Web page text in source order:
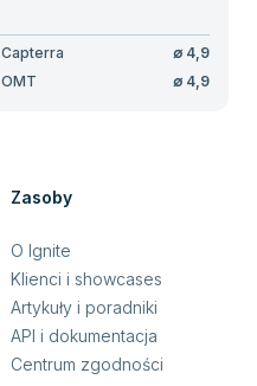
Capterra ∅ 4,9
OMT ∅ 4,9
Zasoby
O Ignite
Klienci i showcases
Artykuły i poradniki
API i dokumentacja
Centrum zgodności